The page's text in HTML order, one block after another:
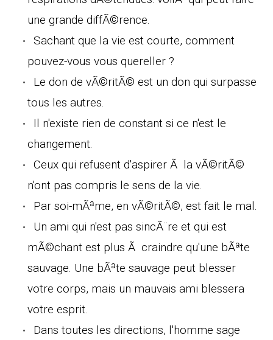
une grande diffÃ©rence.
Sachant que la vie est courte, comment
pouvez-vous vous quereller ?
Le don de vÃ©ritÃ© est un don qui surpasse
tous les autres.
Il n'existe rien de constant si ce n'est le
changement.
Ceux qui refusent d'aspirer Ã la vÃ©ritÃ©
n'ont pas compris le sens de la vie.
Par soi-mÃªme, en vÃ©ritÃ©, est fait le mal.
Un ami qui n'est pas sincÃ¨re et qui est
mÃ©chant est plus Ã craindre qu'une bÃªte
sauvage. Une bÃªte sauvage peut blesser
votre corps, mais un mauvais ami blessera
votre esprit.
Dans toutes les directions, l'homme sage